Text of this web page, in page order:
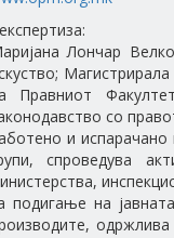
Лончар
Правниот
со
и
спроведува
подигање на